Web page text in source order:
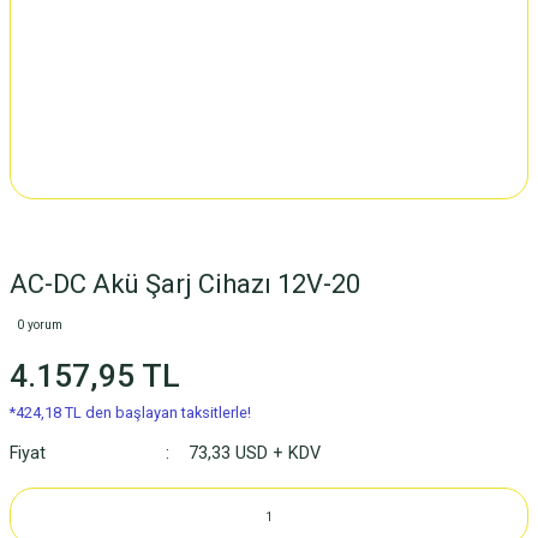
AC-DC Akü Şarj Cihazı 12V-20
0 yorum
4.157,95 TL
*424,18 TL den başlayan taksitlerle!
Fiyat 73,33 USD + KDV